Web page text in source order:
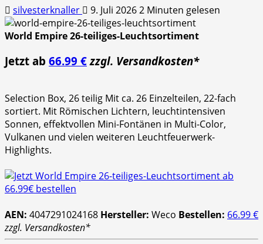
silvesterknaller 9. Juli 20262 Minuten gelesen
World Empire 26-teiliges-Leuchtsortiment
Jetzt ab 66.99 € zzgl. Versandkosten*
Selection Box, 26 teilig Mit ca. 26 Einzelteilen, 22-fach
sortiert. Mit Römischen Lichtern, leuchtintensiven
Sonnen, effektvollen Mini-Fontänen in Multi-Color,
Vulkanen und vielen weiteren Leuchtfeuerwerk-
Highlights.
AEN: 4047291024168 Hersteller: Weco Bestellen: 66.99 €
zzgl. Versandkosten*